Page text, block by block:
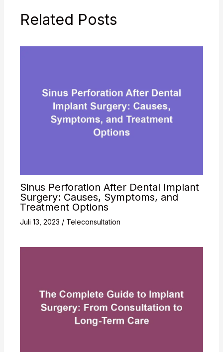
Related Posts
Sinus Perforation After Dental Implant
Surgery: Causes, Symptoms, and
Treatment Options
Juli 13, 2023 / Teleconsultation